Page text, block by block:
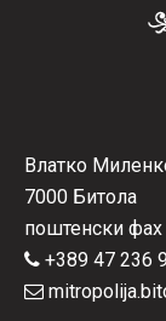
Влатко
7000 Битола
поштенски фах
+389 47 236